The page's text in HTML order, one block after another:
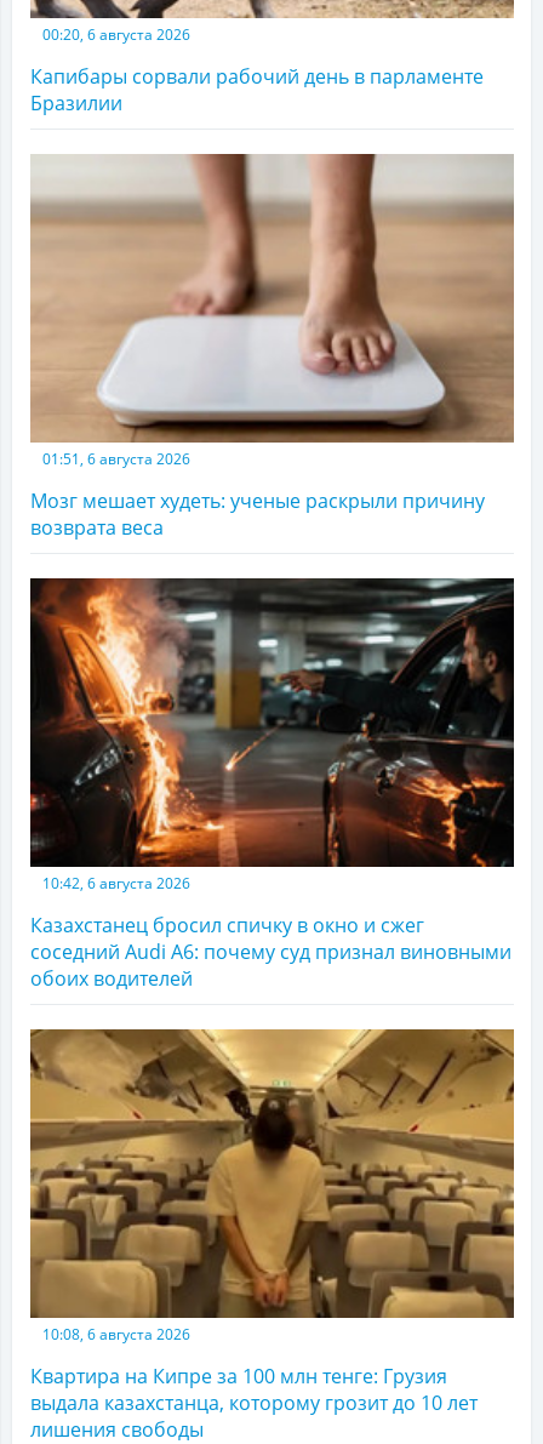
00:20, 6 августа 2026
Капибары сорвали рабочий день в парламенте
Бразилии
01:51, 6 августа 2026
Мозг мешает худеть: ученые раскрыли причину
возврата веса
10:42, 6 августа 2026
Казахстанец бросил спичку в окно и сжег
соседний Audi A6: почему суд признал виновными
обоих водителей
10:08, 6 августа 2026
Квартира на Кипре за 100 млн тенге: Грузия
выдала казахстанца, которому грозит до 10 лет
лишения свободы